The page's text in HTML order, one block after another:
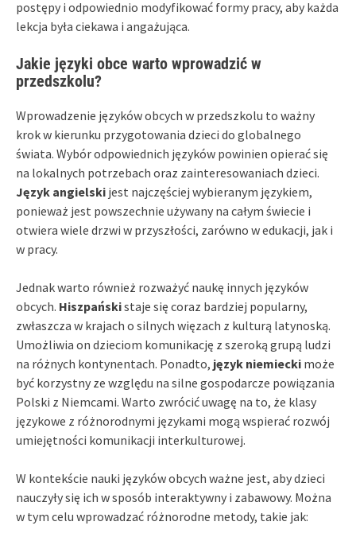
postępy i odpowiednio modyfikować formy pracy, aby każda
lekcja była ciekawa i angażująca.
Jakie języki obce warto wprowadzić w
przedszkolu?
Wprowadzenie języków obcych w przedszkolu to ważny
krok w kierunku przygotowania dzieci do globalnego
świata. Wybór odpowiednich języków powinien opierać się
na lokalnych potrzebach oraz zainteresowaniach dzieci.
Język angielski jest najczęściej wybieranym językiem,
ponieważ jest powszechnie używany na całym świecie i
otwiera wiele drzwi w przyszłości, zarówno w edukacji, jak i
w pracy.
Jednak warto również rozważyć naukę innych języków
obcych. Hiszpańskistaje się coraz bardziej popularny,
zwłaszcza w krajach o silnych więzach z kulturą latynoską.
Umożliwia on dzieciom komunikację z szeroką grupą ludzi
na różnych kontynentach. Ponadto, język niemiecki może
być korzystny ze względu na silne gospodarcze powiązania
Polski z Niemcami. Warto zwrócić uwagę na to, że klasy
językowe z różnorodnymi językami mogą wspierać rozwój
umiejętności komunikacji interkulturowej.
W kontekście nauki języków obcych ważne jest, aby dzieci
nauczyły się ich w sposób interaktywny i zabawowy. Można
w tym celu wprowadzać różnorodne metody, takie jak: